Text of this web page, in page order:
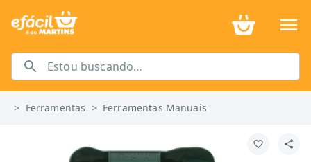
> Ferramentas > Ferramentas Manuais